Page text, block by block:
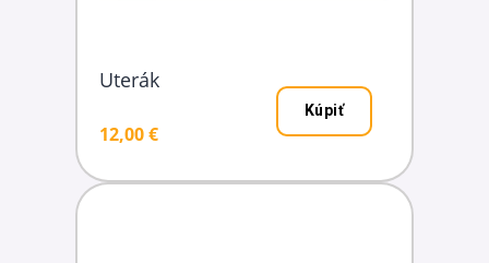
Uterák
12,00 €
Kúpiť